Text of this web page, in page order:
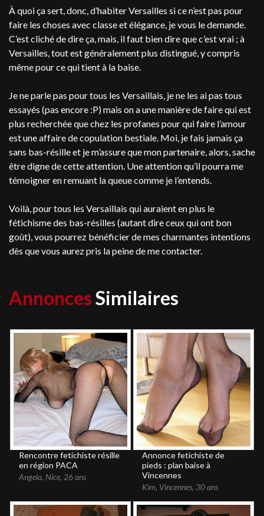
À quoi ça sert, donc, d’habiter Versailles si ce n’est pas pour
faire les choses avec classe et élégance, je vous le demande.
C’est cliché de dire ça, mais, il faut bien dire que c’est vrai ; à
Versailles, tout est généralement plus distingué, y compris
même pour ce qui tient à la baise.
Je ne parle pas pour tous les Versaillais, je ne les ai pas tous
essayés (pas encore :P) mais on a une manière de faire qui est
plus recherchée que chez les profanes pour qui faire l’amour
est une affaire de copulation bestiale. Moi, je fais jamais ça
sans bas-résille et je m’assure que mon partenaire, alors, sache
être digne de cette attention. Une attention qu’il pourra me
témoigner en remuant la queue comme je l’entends.
Voilà, pour tous les Versaillais qui auraient en plus le
fétichisme des bas-résilles (autant dire ceux qui ont bon
goût), vous pourrez bénéficier de mes charmantes intentions
dès que vous aurez pris la peine de me contacter.
AnnoncesSimilaires
Rencontre fetichiste résille
en région PACA
Angela, Nice, 26 ans
Annonce fetichiste de
pieds : plan baise à
Vincennes
Kim, Vincennes, 30 ans